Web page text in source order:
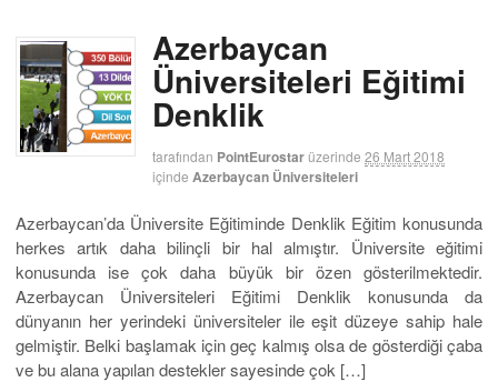
Azerbaycan
Üniversiteleri Eğitimi
Denklik
tarafından PointEurostarüzerinde 26 Mart 2018
içinde Azerbaycan Üniversiteleri
Azerbaycan’da Üniversite Eğitiminde Denklik Eğitim konusunda
herkes artık daha bilinçli bir hal almıştır. Üniversite eğitimi
konusunda ise çok daha büyük bir özen gösterilmektedir.
Azerbaycan Üniversiteleri Eğitimi Denklik konusunda da
dünyanın her yerindeki üniversiteler ile eşit düzeye sahip hale
gelmiştir. Belki başlamak için geç kalmış olsa de gösterdiği çaba
ve bu alana yapılan destekler sayesinde çok […]